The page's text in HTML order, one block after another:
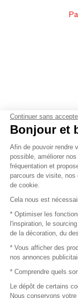
©
Continuer sans
Bonjour et
Afin de pouvoir rendre
possible, améliorer
fréquentation et
parcours de visite,
de cookie.
Cela nous est
* Optimiser les
l'inspiration, le
de la décoration, du
* Vous afficher des
nos annonces
* Comprendre quels
Le dépôt de certains
Nous conservons